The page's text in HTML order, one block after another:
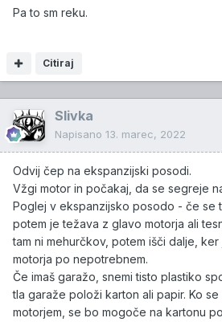
Pa to sm reku.
Citiraj
Slivka
Napisano 13. marec, 2022
Odvij čep na ekspanzijski posodi.
Vžgi motor in počakaj, da se segreje
Poglej v ekspanzijsko posodo - če se
potem je težava z glavo motorja ali
tam ni mehurčkov, potem išči dalje,
motorja po nepotrebnem.
Če imaš garažo, snemi tisto plastiko
tla garaže položi karton ali papir. Ko se
motorjem, se bo mogoče na kartonu